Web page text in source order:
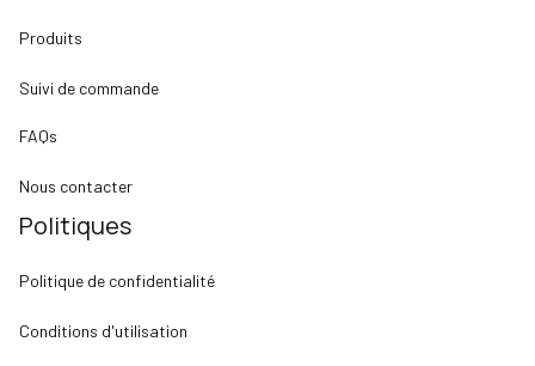
Produits
Suivi de commande
FAQs
Nous contacter
Politiques
Politique de confidentialité
Conditions d'utilisation